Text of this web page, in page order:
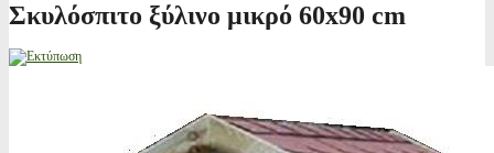
Σκυλόσπιτο ξύλινο μικρό 60x90 cm